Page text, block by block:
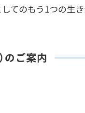
てのもう1つの生き
のご案内